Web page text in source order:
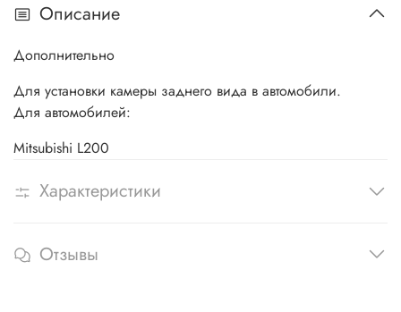
Описание
Дополнительно
Для установки камеры заднего вида в автомобили.
Для автомобилей:
Mitsubishi L200
Характеристики
Отзывы